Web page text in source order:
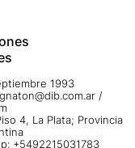
1993
/
4, La Plata; Provincia
+5492215031783